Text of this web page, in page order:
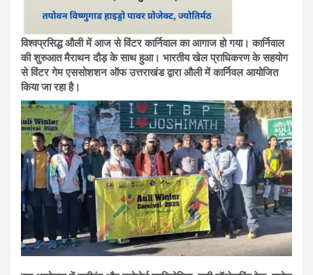
विश्वप्रसिद्ध औली में आज से विंटर कार्निवाल का आगाज हो गया। कार्निवाल
की शुरुआत मैराथन दौड़ के साथ हुआ। भारतीय खेल प्राधिकरण के सहयोग
से विंटर गेम एससोशशन ऑफ उत्तराखंड द्वारा औली में कार्निवल आयोजित
किया जा रहा है।